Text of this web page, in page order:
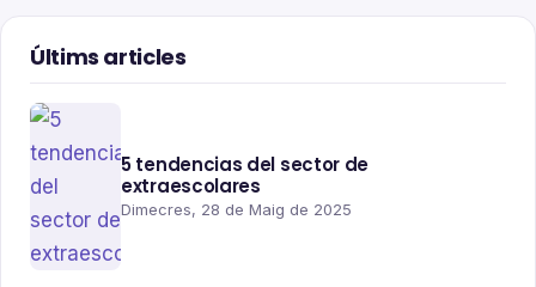
Últims articles
5 tendencias del sector de
extraescolares
Dimecres, 28 de Maig de 2025